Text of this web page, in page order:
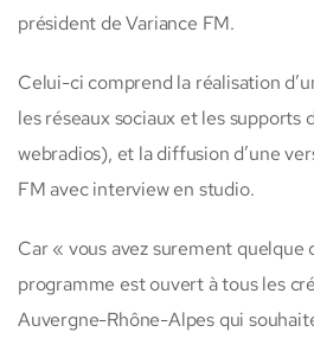
président de Variance FM.
Celui-ci comprend la réalisation
les réseaux sociaux et les supports
webradios), et la diffusion d’une
FM avec interview en studio.
Car « vous avez surement quelque
programme est ouvert à tous les
Auvergne-Rhône-Alpes qui